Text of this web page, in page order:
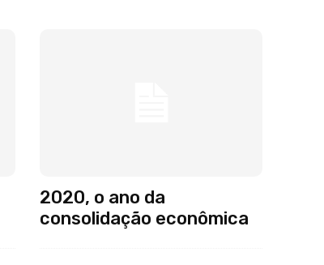
2020, o ano da
consolidação econômica